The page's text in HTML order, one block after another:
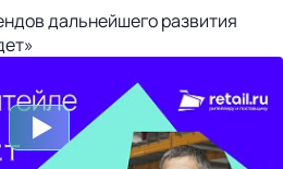
дальнейшего развития